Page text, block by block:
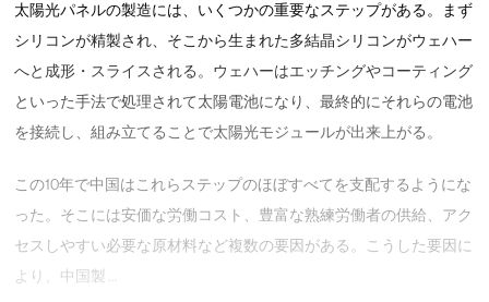
太陽光パネルの製造には、いくつかの重要なステップがある。まず
シリコンが精製され、そこから生まれた多結晶シリコンがウェハー
へと成形・スライスされる。ウェハーはエッチングやコーティング
といった手法で処理されて太陽電池になり、最終的にそれらの電池
を接続し、組み立てることで太陽光モジュールが出来上がる。
この10年で中国はこれらステップのほぼすべてを支配するようにな
った。そこには安価な労働コスト、豊富な熟練労働者の供給、アク
セスしやすい必要な原材料など複数の要因がある。こうした要因に
より、中国製 …